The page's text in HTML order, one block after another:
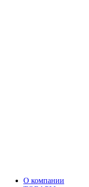
О компании